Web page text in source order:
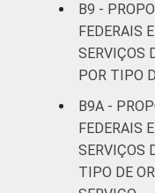
B9 -
FEDERAIS
SERVIÇOS
POR TIPO
B9A -
FEDERAIS
SERVIÇOS
TIPO DE